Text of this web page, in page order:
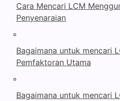
Cara Mencari LCM
Penyenaraian
◦
Bagaimana untuk mencari
Pemfaktoran Utama
◦
Bagaimana untuk mencari